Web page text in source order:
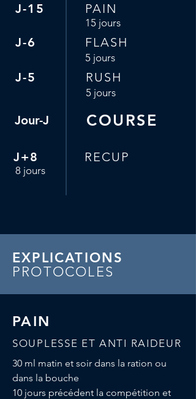
J-15 PAIN
15 jours
J-6 FLASH
5 jours
J-5 RUSH
5 jours
Jour-J COURSE
J+8
8 jours
RECUP
EXPLICATIONS
PROTOCOLES
PAIN
SOUPLESSE ET ANTI RAIDEUR
30 ml matin et soir dans la ration ou
dans la bouche
10 jours précédent la compétition et